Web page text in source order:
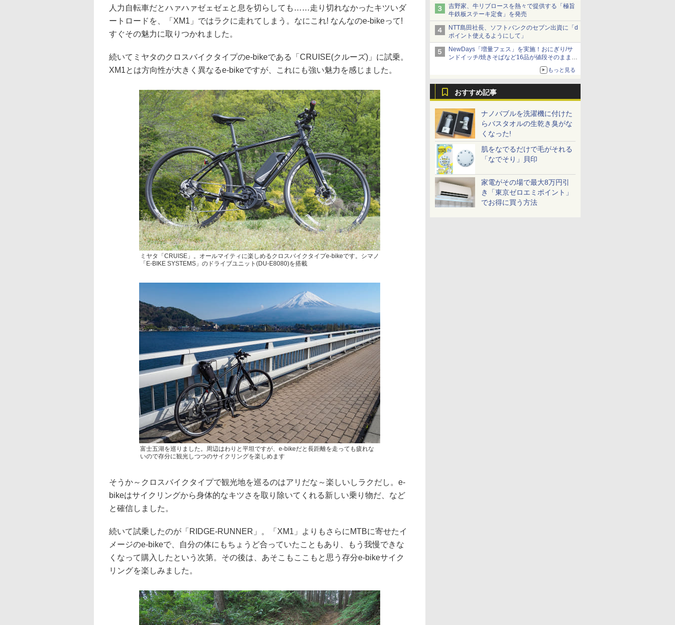
吉野家、牛リブロースを熱々で提供する「極旨
牛鉄板ステーキ定食」を発売
NTT島田社長、ソフトバンクのセブン出資に「d
ポイント使えるようにして」
NewDays「増量フェス」を実施！おにぎり/サ
ンドイッチ/焼きそばなど16品が値段そのままで
もっと見る
おすすめ記事
ナノバブルを洗濯機に付けた
らバスタオルの生乾き臭がな
くなった!
肌をなでるだけで毛がそれる
「なでそり」貝印
家電がその場で最大8万円引
き「東京ゼロエミポイント」
でお得に買う方法
人力自転車だとハァハァゼェゼェと息を切らしても……走り切れなかったキツいダ
ートロードを、「XM1」ではラクに走れてしまう。なにこれ! なんなのe-bikeって!
すぐその魅力に取りつかれました。
続いてミヤタのクロスバイクタイプのe-bikeである「CRUISE(クルーズ)」に試乗。
XM1とは方向性が大きく異なるe-bikeですが、これにも強い魅力を感じました。
ミヤタ「CRUISE」。オールマイティに楽しめるクロスバイクタイプe-bikeです。シマノ
「E-BIKE SYSTEMS」のドライブユニット(DU-E8080)を搭載
富士五湖を巡りました。周辺はわりと平坦ですが、e-bikeだと長距離を走っても疲れな
いので存分に観光しつつのサイクリングを楽しめます
そうか～クロスバイクタイプで観光地を巡るのはアリだな～楽しいしラクだし。e-
bikeはサイクリングから身体的なキツさを取り除いてくれる新しい乗り物だ、など
と確信しました。
続いて試乗したのが「RIDGE-RUNNER」。「XM1」よりもさらにMTBに寄せたイ
メージのe-bikeで、自分の体にもちょうど合っていたこともあり、もう我慢できな
くなって購入したという次第。その後は、あそこもここもと思う存分e-bikeサイク
リングを楽しみました。